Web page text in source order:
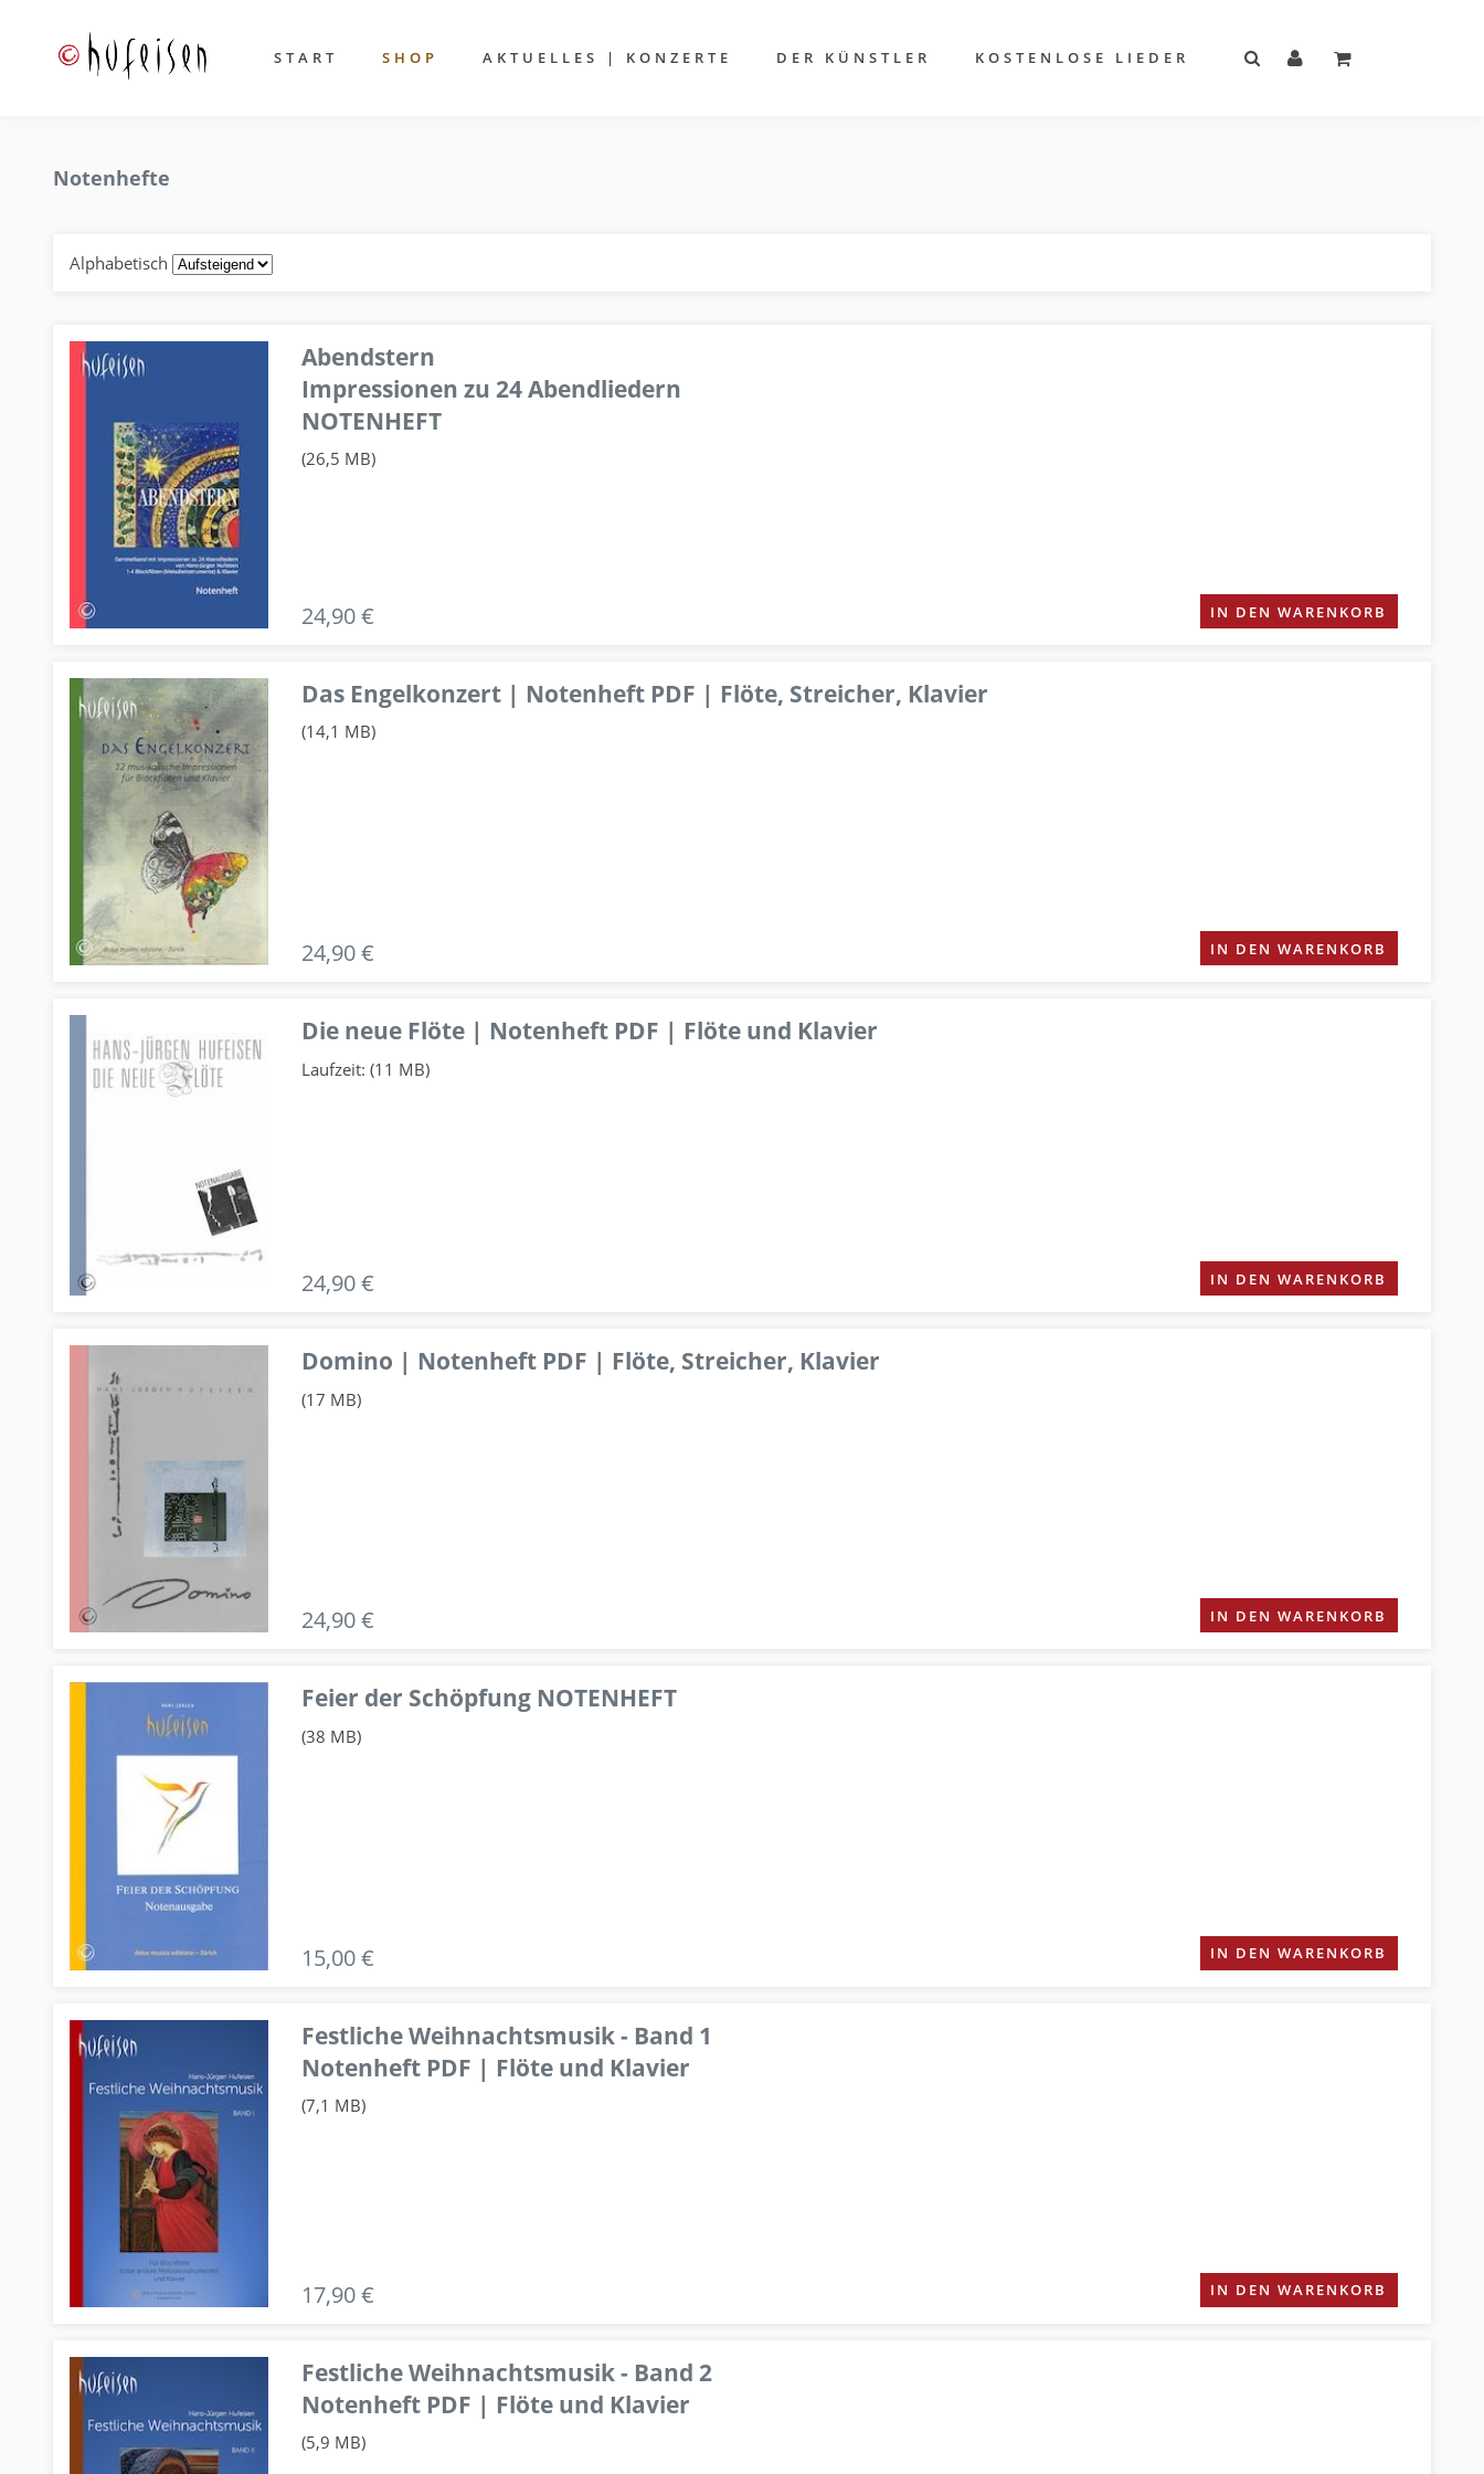
START SHOP AKTUELLES | KONZERTE DER KÜNSTLER KOSTENLOSE LIEDER
Notenhefte
Alphabetisch
Abendstern
Impressionen zu 24 Abendliedern
NOTENHEFT
(26,5 MB)
24,90 € IN DEN WARENKORB
Das Engelkonzert | Notenheft PDF | Flöte, Streicher, Klavier
(14,1 MB)
24,90 € IN DEN WARENKORB
Die neue Flöte | Notenheft PDF | Flöte und Klavier
Laufzeit: (11 MB)
24,90 € IN DEN WARENKORB
Domino | Notenheft PDF | Flöte, Streicher, Klavier
(17 MB)
24,90 € IN DEN WARENKORB
Feier der Schöpfung NOTENHEFT
(38 MB)
15,00 € IN DEN WARENKORB
Festliche Weihnachtsmusik - Band 1
Notenheft PDF | Flöte und Klavier
(7,1 MB)
17,90 € IN DEN WARENKORB
Festliche Weihnachtsmusik - Band 2
Notenheft PDF | Flöte und Klavier
(5,9 MB)